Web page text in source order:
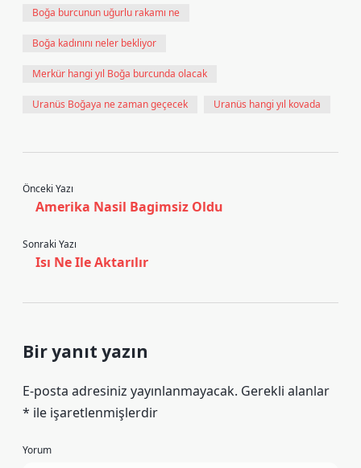
Boğa burcunun uğurlu rakamı ne
Boğa kadınını neler bekliyor
Merkür hangi yıl Boğa burcunda olacak
Uranüs Boğaya ne zaman geçecek Uranüs hangi yıl kovada
Önceki Yazı
Amerika Nasil Bagimsiz Oldu
Sonraki Yazı
Isı Ne Ile Aktarılır
Bir yanıt yazın
E-posta adresiniz yayınlanmayacak. Gerekli alanlar
* ile işaretlenmişlerdir
Yorum